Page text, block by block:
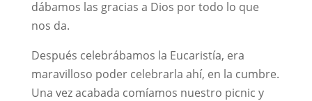
dábamos las gracias a Dios por todo lo que
nos da.
Después celebrábamos la Eucaristía, era
maravilloso poder celebrarla ahí, en la cumbre.
Una vez acabada comíamos nuestro picnic y